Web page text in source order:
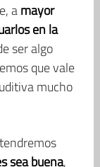
amayor
en la
ser algo
que vale
mucho
sea buena,